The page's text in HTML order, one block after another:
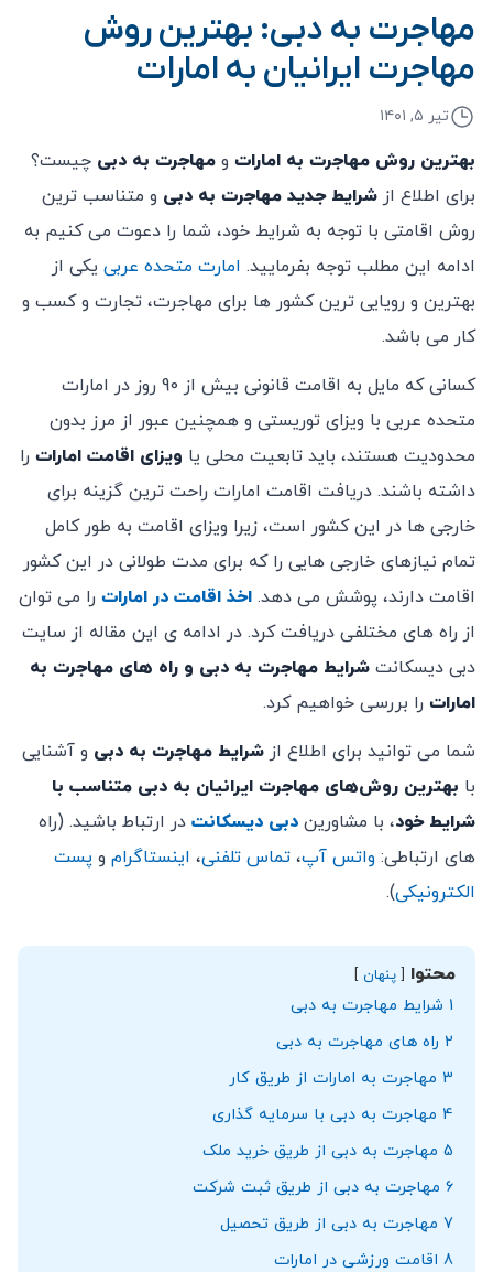
مهاجرت به دبی: بهترین روش
مهاجرت ایرانیان به امارات
تیر ۵, ۱۴۰۱
بهترین روش مهاجرت به امارات و مهاجرت به دبی چیست؟
برای اطلاع از شرایط جدید مهاجرت به دبی و متناسب ترین
روش اقامتی با توجه به شرایط خود، شما را دعوت می کنیم به
ادامه این مطلب توجه بفرمایید. امارت متحده عربی یکی از
بهترین و رویایی ترین کشور ها برای مهاجرت، تجارت و کسب و
کار می باشد.
کسانی که مایل به اقامت قانونی بیش از 90 روز در امارات
متحده عربی با ویزای توریستی و همچنین عبور از مرز بدون
محدودیت هستند، باید تابعیت محلی یا ویزای اقامت امارات را
داشته باشند. دریافت اقامت امارات راحت ترین گزینه برای
خارجی ها در این کشور است، زیرا ویزای اقامت به طور کامل
تمام نیازهای خارجی هایی را که برای مدت طولانی در این کشور
اقامت دارند، پوشش می دهد. اخذ اقامت در امارات را می توان
از راه های مختلفی دریافت کرد. در ادامه ی این مقاله از سایت
دبی دیسکانت شرایط مهاجرت به دبی و راه های مهاجرت به
امارات را بررسی خواهیم کرد.
شما می توانید برای اطلاع از شرایط مهاجرت به دبی و آشنایی
با بهترین روش‌های مهاجرت ایرانیان به دبی متناسب با
شرایط خود، با مشاورین دبی دیسکانت در ارتباط باشید. (راه
های ارتباطی: واتس آپ، تماس تلفنی، اینستاگرام و پست
الکترونیکی).
محتوا پنهان
1 شرایط مهاجرت به دبی
2 راه های مهاجرت به دبی
3 مهاجرت به امارات از طریق کار
4 مهاجرت به دبی با سرمایه گذاری
5 مهاجرت به دبی از طریق خرید ملک
6 مهاجرت به دبی از طریق ثبت شرکت
7 مهاجرت به دبی از طریق تحصیل
8 اقامت ورزشی در امارات